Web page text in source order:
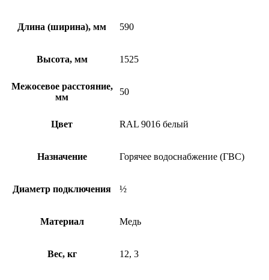
Длина (ширина), мм 590
Высота, мм 1525
Межосевое расстояние,
мм
50
Цвет RAL 9016 белый
Назначение Горячее водоснабжение (ГВС)
Диаметр подключения ½
Материал Медь
Вес, кг 12, 3